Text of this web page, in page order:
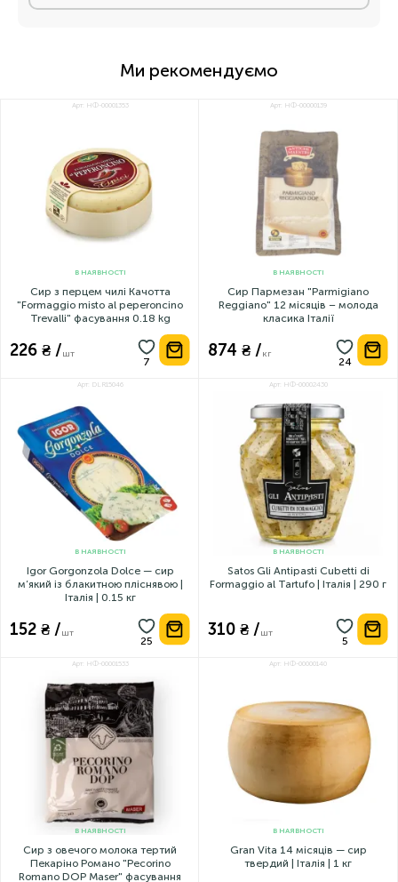
Ми рекомендуємо
Арт: НФ-00001353
В НАЯВНОСТІ
Сир з перцем чилі Качотта
"Formaggio misto al peperoncino
Trevalli" фасування 0.18 kg
226 ₴ /шт
Арт: НФ-00000139
В НАЯВНОСТІ
Сир Пармезан "Parmigiano
Reggiano" 12 місяців – молода
класика Італії
874 ₴ /кг
Арт: DLR15046
В НАЯВНОСТІ
Igor Gorgonzola Dolce — сир
м’який із блакитною пліснявою |
Італія | 0.15 кг
152 ₴ /шт
Арт: НФ-00002430
В НАЯВНОСТІ
Satos Gli Antipasti Cubetti di
Formaggio al Tartufo | Італія | 290 г
310 ₴ /шт
Арт: НФ-00001533
В НАЯВНОСТІ
Сир з овечого молока тертий
Пекаріно Романо "Pecorino
Romano DOP Maser" фасування
Арт: НФ-00000140
В НАЯВНОСТІ
Gran Vita 14 місяців — сир
твердий | Італія | 1 кг